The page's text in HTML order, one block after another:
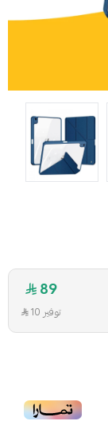
89
توفير 10